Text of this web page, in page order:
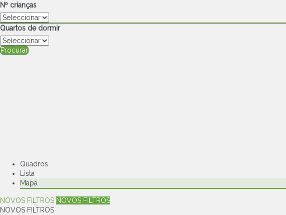
Nº crianças
Quartos de dormir
Procurar
Quadros
Lista
Mapa
NOVOS FILTROS NOVOS FILTROS
NOVOS FILTROS